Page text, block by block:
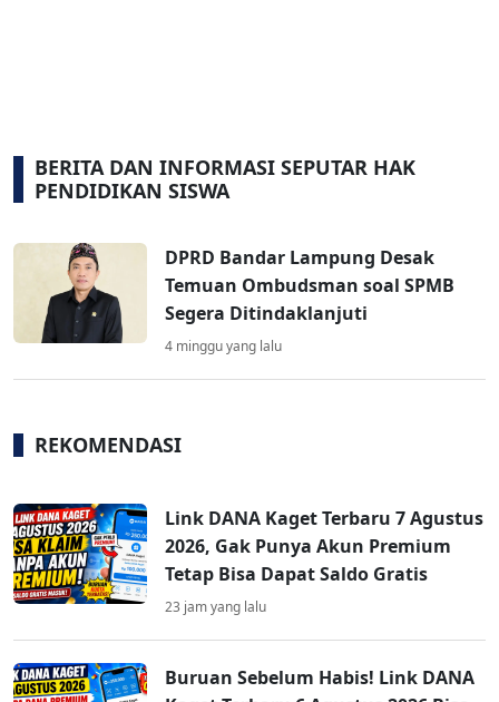
BERITA DAN INFORMASI SEPUTAR HAK
PENDIDIKAN SISWA
DPRD Bandar Lampung Desak
Temuan Ombudsman soal SPMB
Segera Ditindaklanjuti
4 minggu yang lalu
REKOMENDASI
Link DANA Kaget Terbaru 7 Agustus
2026, Gak Punya Akun Premium
Tetap Bisa Dapat Saldo Gratis
23 jam yang lalu
Buruan Sebelum Habis! Link DANA